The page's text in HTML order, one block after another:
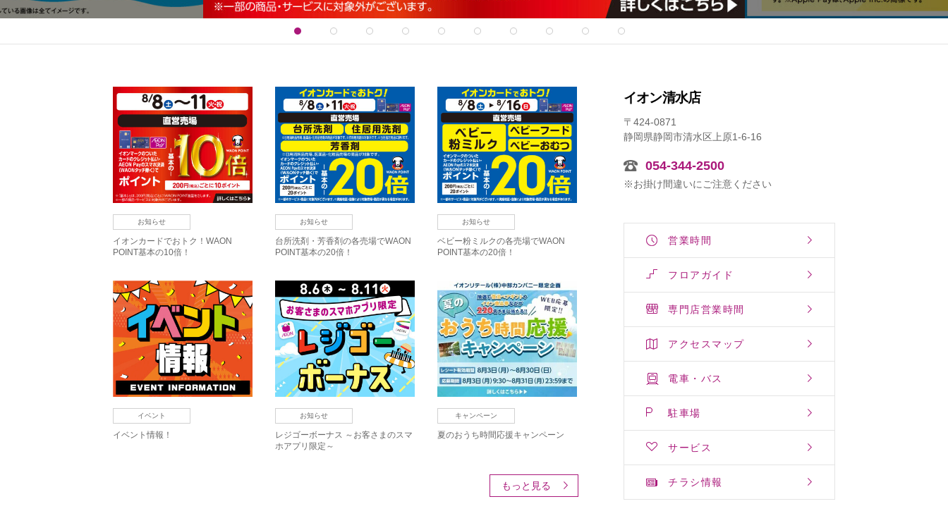
お知らせ
イオンカードでおトク！WAON
POINT基本の10倍！
お知らせ
台所洗剤・芳香剤の各売場でWAON
POINT基本の20倍！
お知らせ
ベビー粉ミルクの各売場でWAON
POINT基本の20倍！
イベント
イベント情報！
お知らせ
レジゴーボーナス ～お客さまのスマ
ホアプリ限定～
キャンペーン
夏のおうち時間応援キャンペーン
もっと見る
イオン清水店
〒424-0871
静岡県静岡市清水区上原1-6-16
054-344-2500
※お掛け間違いにご注意ください
営業時間
フロアガイド
専門店営業時間
アクセスマップ
電車・バス
駐車場
サービス
チラシ情報